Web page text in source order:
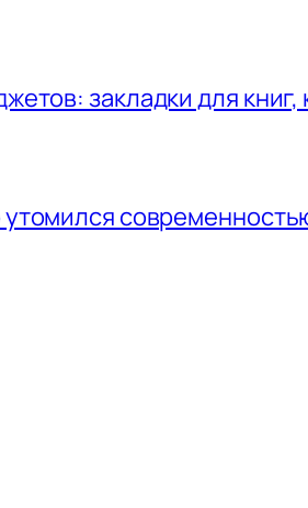
закладки для
утомился